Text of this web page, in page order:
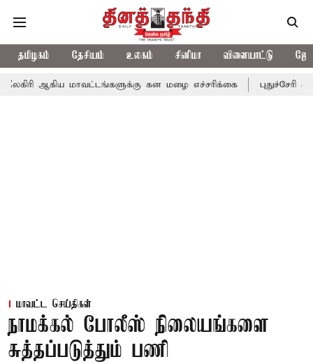
தமிழகம் தேசியம் உலகம் சினிமா விளையாட்டு
மாவட்டங்களுக்கு கன மழை எச்சரிக்கை புதுச்சேரி
மாவட்ட செய்திகள்
நாமக்கல் போலீஸ் நிலையங்களை
சுத்தப்படுத்தும் பணி